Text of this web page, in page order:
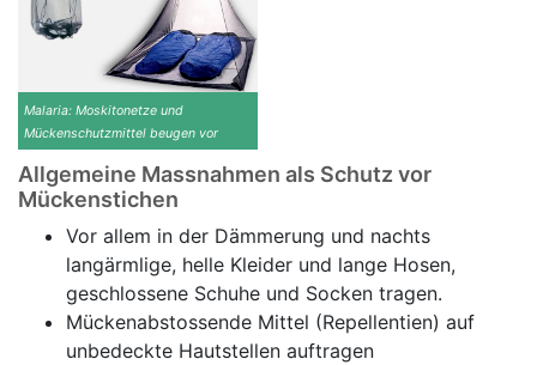
Malaria: Moskitonetze und
Mückenschutzmittel beugen vor
Allgemeine Massnahmen als Schutz vor
Mückenstichen
Vor allem in der Dämmerung und nachts
langärmlige, helle Kleider und lange Hosen,
geschlossene Schuhe und Socken tragen.
Mückenabstossende Mittel (Repellentien) auf
unbedeckte Hautstellen auftragen